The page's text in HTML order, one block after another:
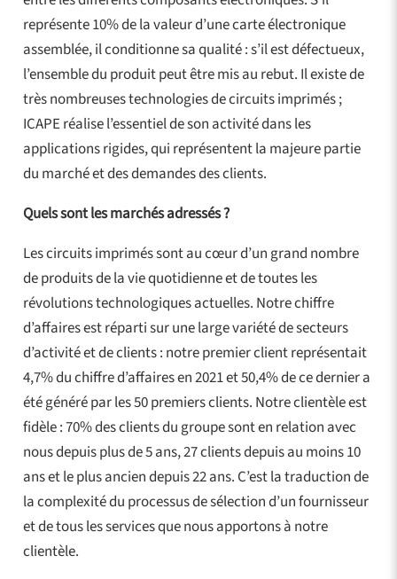
représente 10% de la valeur d’une carte électronique
assemblée, il conditionne sa qualité : s’il est défectueux,
l’ensemble du produit peut être mis au rebut. Il existe de
très nombreuses technologies de circuits imprimés ;
ICAPE réalise l’essentiel de son activité dans les
applications rigides, qui représentent la majeure partie
du marché et des demandes des clients.
Quels sont les marchés adressés ?
Les circuits imprimés sont au cœur d’un grand nombre
de produits de la vie quotidienne et de toutes les
révolutions technologiques actuelles. Notre chiffre
d’affaires est réparti sur une large variété de secteurs
d’activité et de clients : notre premier client représentait
4,7% du chiffre d’affaires en 2021 et 50,4% de ce dernier a
été généré par les 50 premiers clients. Notre clientèle est
fidèle : 70% des clients du groupe sont en relation avec
nous depuis plus de 5 ans, 27 clients depuis au moins 10
ans et le plus ancien depuis 22 ans. C’est la traduction de
la complexité du processus de sélection d’un fournisseur
et de tous les services que nous apportons à notre
clientèle.